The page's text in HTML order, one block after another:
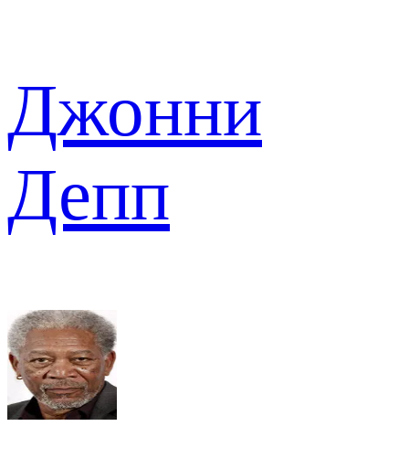
Джонни
Депп